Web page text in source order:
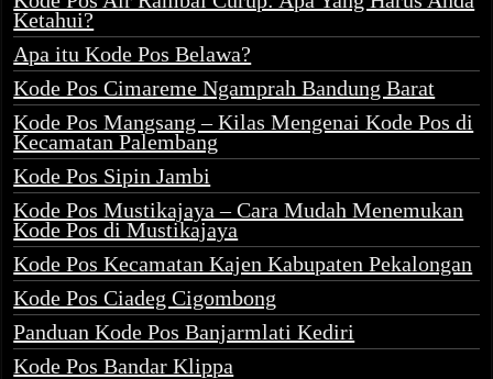
Ketahui?
Apa itu Kode Pos Belawa?
Kode Pos Cimareme Ngamprah Bandung Barat
Kode Pos Mangsang – Kilas Mengenai Kode Pos di
Kecamatan Palembang
Kode Pos Sipin Jambi
Kode Pos Mustikajaya – Cara Mudah Menemukan
Kode Pos di Mustikajaya
Kode Pos Kecamatan Kajen Kabupaten Pekalongan
Kode Pos Ciadeg Cigombong
Panduan Kode Pos Banjarmlati Kediri
Kode Pos Bandar Klippa